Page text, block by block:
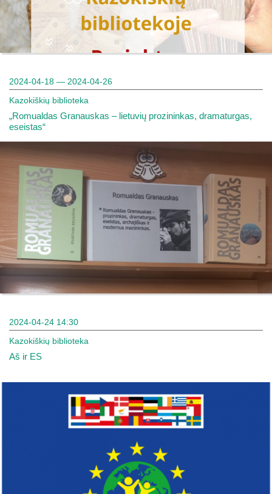
2024-04-18 — 2024-04-26
Kazokiškių biblioteka
„Romualdas Granauskas – lietuvių prozininkas, dramaturgas,
eseistas“
2024-04-24 14:30
Kazokiškių biblioteka
Aš ir ES